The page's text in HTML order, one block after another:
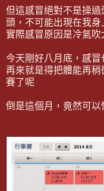
但這感冒絕對不是操
頭，不可能出現在我身
實際感冒原因是冷氣
今天剛好八月底，感冒
再來就是得把體能再
賽了呢
倒是這個月，竟然可